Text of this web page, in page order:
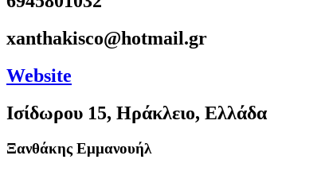
xanthakisco@hotmail.gr
Website
Ισίδωρου 15, Ηράκλειο, Ελλάδα
Ξανθάκης Εμμανουήλ